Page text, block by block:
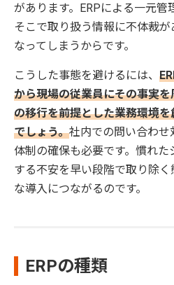
があります。ERPによる一元管
そこで取り扱う情報に不体裁
なってしまうからです。
こうした事態を避けるには、
から現場の従業員にその事実
の移行を前提とした業務環境
でしょう。社内での問い合わせ
体制の確保も必要です。慣れ
する不安を早い段階で取り除
な導入につながるのです。
ERPの種類